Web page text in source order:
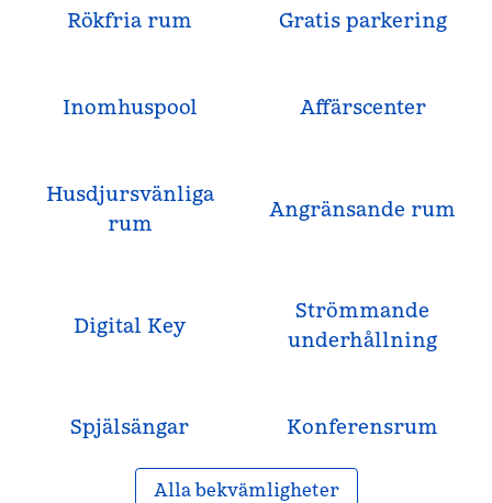
Rökfria rum Gratis parkering
Inomhuspool Affärscenter
Husdjursvänliga
rum
Angränsande rum
Digital Key
Strömmande
underhållning
Spjälsängar Konferensrum
Alla bekvämligheter